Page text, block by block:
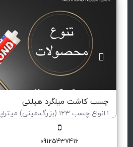
چسب کاشت میلگرد هیلتی
بازرگانی چسب مهردادنگهداری پخش
09125437416